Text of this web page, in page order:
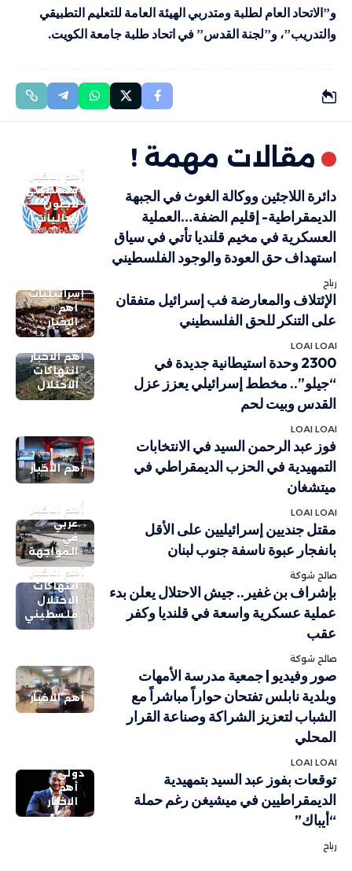
و”الاتحاد العام لطلبة ومتدربي الهيئة العامة للتعليم التطبيقي
والتدريب”، و”لجنة القدس” في اتحاد طلبة جامعة الكويت.
مقالات مهمة !
أهم الاخبار
فلسطيني
لاجئون
وجاليات
دائرة اللاجئين ووكالة الغوث في الجبهة
الديمقراطية- إقليم الضفة…العملية
العسكرية في مخيم قلنديا تأتي في سياق
استهداف حق العودة والوجود الفلسطيني
رباح
إسرائيليات
أهم
الاخبار
الإئتلاف والمعارضة فب إسرائيل متفقان
على التنكر للحق الفلسطيني
LOAI LOAI
أهم الاخبار
انتهاكات
الاحتلال
2300 وحدة استيطانية جديدة في
“جيلو”.. مخطط إسرائيلي يعزز عزل
القدس وبيت لحم
LOAI LOAI
أهم الاخبار
فوز عبد الرحمن السيد في الانتخابات
التمهيدية في الحزب الديمقراطي في
ميتشغان
LOAI LOAI
أهم الاخبار
عربي
في
المواجهة
مقتل جنديين إسرائيليين على الأقل
بانفجار عبوة ناسفة جنوب لبنان
صالح شوكة
أهم الاخبار
انتهاكات
الاحتلال
فلسطيني
بإشراف بن غفير.. جيش الاحتلال يعلن بدء
عملية عسكرية واسعة في قلنديا وكفر
عقب
صالح شوكة
أهم الاخبار
صور وفيديو | جمعية مدرسة الأمهات
وبلدية نابلس تفتحان حواراً مباشراً مع
الشباب لتعزيز الشراكة وصناعة القرار
المحلي
LOAI LOAI
دولي
أهم
الاخبار
توقعات بفوز عبد السيد بتمهيدية
الديمقراطيين في ميشيغن رغم حملة
“أيباك”
رباح